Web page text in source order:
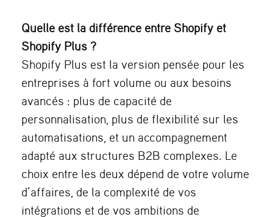
Quelle est la différence entre Shopify et
Shopify Plus ?
Shopify Plus est la version pensée pour les
entreprises à fort volume ou aux besoins
avancés : plus de capacité de
personnalisation, plus de flexibilité sur les
automatisations, et un accompagnement
adapté aux structures B2B complexes. Le
choix entre les deux dépend de votre volume
d’affaires, de la complexité de vos
intégrations et de vos ambitions de